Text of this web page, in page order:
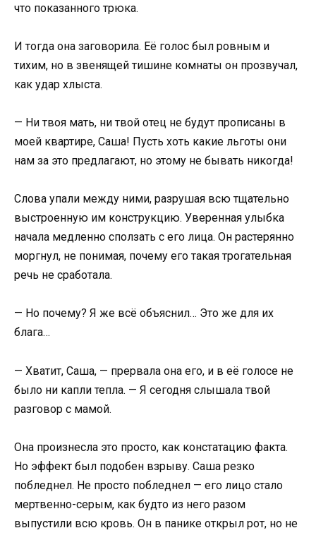
что показанного трюка.
И тогда она заговорила. Её голос был ровным и
тихим, но в звенящей тишине комнаты он прозвучал,
как удар хлыста.
— Ни твоя мать, ни твой отец не будут прописаны в
моей квартире, Саша! Пусть хоть какие льготы они
нам за это предлагают, но этому не бывать никогда!
Слова упали между ними, разрушая всю тщательно
выстроенную им конструкцию. Уверенная улыбка
начала медленно сползать с его лица. Он растерянно
моргнул, не понимая, почему его такая трогательная
речь не сработала.
— Но почему? Я же всё объяснил… Это же для их
блага…
— Хватит, Саша, — прервала она его, и в её голосе не
было ни капли тепла. — Я сегодня слышала твой
разговор с мамой.
Она произнесла это просто, как констатацию факта.
Но эффект был подобен взрыву. Саша резко
побледнел. Не просто побледнел — его лицо стало
мертвенно-серым, как будто из него разом
выпустили всю кровь. Он в панике открыл рот, но не